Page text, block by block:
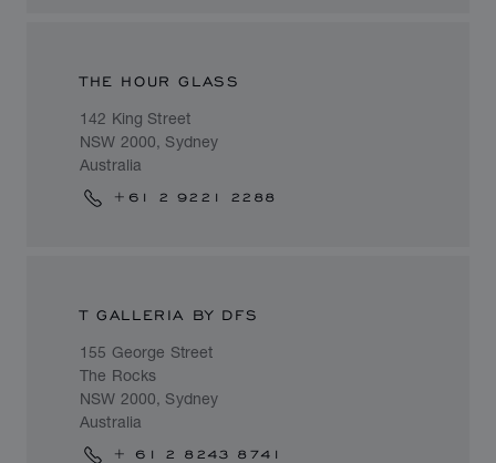
THE HOUR GLASS
142 King Street
NSW 2000, Sydney
Australia
+61 2 9221 2288
T GALLERIA BY DFS
155 George Street
The Rocks
NSW 2000, Sydney
Australia
+ 61 2 8243 8741